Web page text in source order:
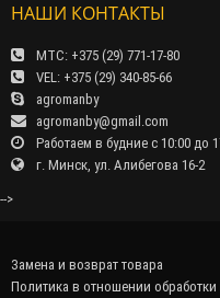
НАШИ КОНТАКТЫ
МТС: +375 (29) 771-17-80
VEL: +375 (29) 340-85-66
agromanby
agromanby@gmail.com
Работаем в будние с 10:00 до
г. Минск, ул. Алибегова 16-2
-->
Замена и возврат товара
Политика в отношении